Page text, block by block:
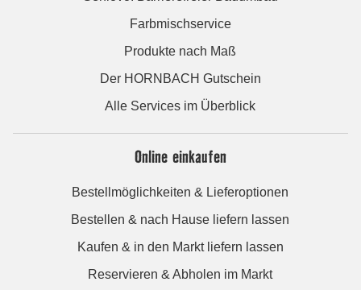
Farbmischservice
Produkte nach Maß
Der HORNBACH Gutschein
Alle Services im Überblick
Online einkaufen
Bestellmöglichkeiten & Lieferoptionen
Bestellen & nach Hause liefern lassen
Kaufen & in den Markt liefern lassen
Reservieren & Abholen im Markt